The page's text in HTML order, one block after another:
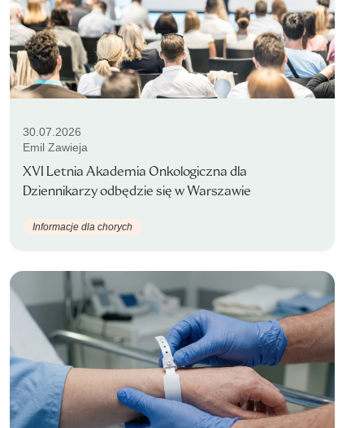
30.07.2026
Emil Zawieja
XVI Letnia Akademia Onkologiczna dla
Dziennikarzy odbędzie się w Warszawie
Informacje dla chorych